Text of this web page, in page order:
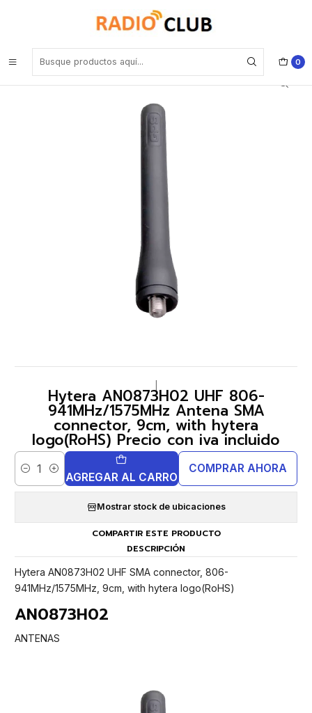
0
Hytera AN0873H02 UHF 806- 941MHz/1575MHz Antena SMA
connector, 9cm, with hytera logo(RoHS) Precio con iva incluido
Hytera AN0873H02 UHF 806-
941MHz/1575MHz Antena SMA
connector, 9cm, with hytera
logo(RoHS) Precio con iva incluido
Cantidad AGREGAR AL CARRO
COMPRAR AHORA
Mostrar stock de ubicaciones
COMPARTIR ESTE PRODUCTO
DESCRIPCIÓN
Hytera AN0873H02 UHF SMA connector, 806-
941MHz/1575MHz, 9cm, with hytera logo(RoHS)
AN0873H02
ANTENAS